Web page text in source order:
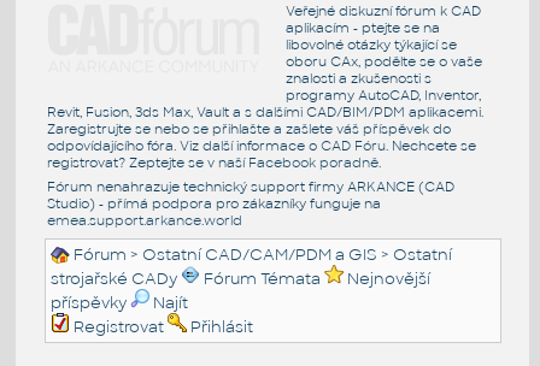
Veřejné diskuzní fórum k CAD
aplikacím - ptejte se na
libovolné otázky týkající se
oboru CAx, podělte se o vaše
znalosti a zkušenosti s
programy AutoCAD, Inventor,
Revit, Fusion, 3ds Max, Vault a s dalšími CAD/BIM/PDM aplikacemi.
Zaregistrujte se nebo se přihlašte a zašlete váš příspěvek do
odpovídajícího fóra. Viz další informace o CAD Fóru. Nechcete se
registrovat? Zeptejte se v naší Facebook poradně.
Fórum nenahrazuje technický support firmy ARKANCE (CAD
Studio) - přímá podpora pro zákazníky funguje na
emea.support.arkance.world
Fórum > Ostatní CAD/CAM/PDM a GIS > Ostatní
strojařské CADy
Fórum Témata
Nejnovější
příspěvky
Najít
Registrovat
Přihlásit